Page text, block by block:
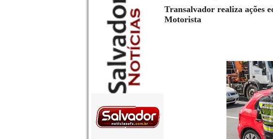
Transalvador realiza ações
Motorista